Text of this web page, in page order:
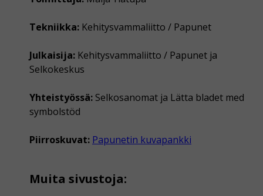
Tekniikka: Kehitysvammaliitto / Papunet
Julkaisija: Kehitysvammaliitto / Papunet ja
Selkokeskus
Yhteistyössä: Selkosanomat ja Lätta bladet med
symbolstöd
Piirroskuvat: Papunetin kuvapankki
Muita sivustoja: